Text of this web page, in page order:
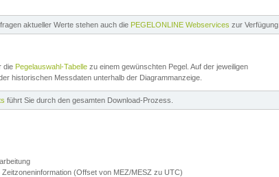
aktueller Werte stehen auch die PEGELONLINE Webservices zur Verfügung.
die Pegelauswahl-Tabelle zu einem gewünschten Pegel. Auf der jeweiligen
historischen Messdaten unterhalb der Diagrammanzeige.
führt Sie durch den gesamten Download-Prozess.
Zeitzoneninformation (Offset von MEZ/MESZ zu UTC)